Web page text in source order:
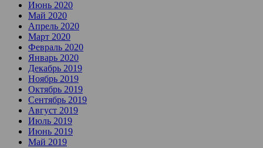
Июнь 2020
Май 2020
Апрель 2020
Март 2020
Февраль 2020
Январь 2020
Декабрь 2019
Ноябрь 2019
Октябрь 2019
Сентябрь 2019
Август 2019
Июль 2019
Июнь 2019
Май 2019